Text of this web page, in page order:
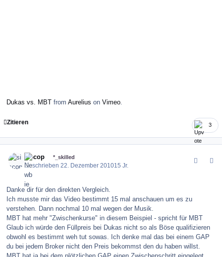
Dukas vs. MBT from Aurelius on Vimeo
Zitieren 3
siscop *_skilled
Geschrieben22. Dezember 201015 Jr.
Danke dir für den direkten Vergleich.
Ich musste mir das Video bestimmt 15 mal anschauen um es zu
verstehen. Dann nochmal 10 mal wegen der Musik.
MBT hat mehr "Zwischenkurse" in diesem Beispiel - spricht für MBT
Glaub ich würde den Füllpreis bei Dukas nicht so als Böse qualifizieren
obwohl es bestimmt weh tut sowas. Ich denke mal das bei einem GAP
du bei jedem Broker nicht den Preis bekommst den du haben willst.